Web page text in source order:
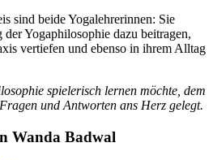
sind beide Yogalehrerinnen: Sie
Yogaphilosophie dazu beitragen,
vertiefen und ebenso in ihrem Alltag
spielerisch lernen möchte, dem
und Antworten ans Herz gelegt.
Wanda Badwal